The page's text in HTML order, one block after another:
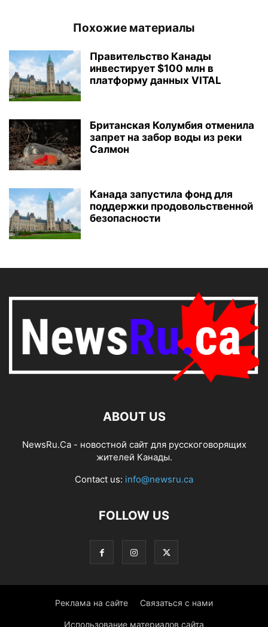
Похожие материалы
Правительство Канады
инвестирует $100 млн в
платформу данных VITAL
Британская Колумбия отменила
запрет на забор воды из реки
Салмон
Канада запустила фонд для
поддержки продовольственной
безопасности
ABOUT US
NewsRu.Ca - новостной сайт для русскоговорящих
жителей Канады.
Contact us: info@newsru.ca
FOLLOW US
Реклама на сайте Связаться с нами
Использование материалов сайта